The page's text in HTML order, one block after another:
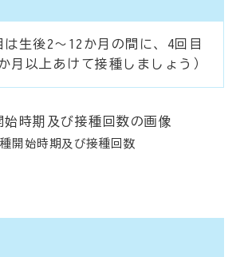
は生後2～12か月の間に、4回目
月以上あけて接種しましょう）
開始時期及び接種回数